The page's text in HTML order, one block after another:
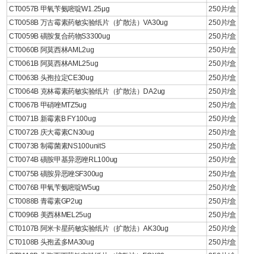
CT0057B 甲氧苄氨嘧啶W1.25μg 250片/盒
CT0058B 万古霉素药敏实验纸片（扩散法）VA30ug 250片/盒
CT0059B 磺胺复合药物S3300ug 250片/盒
CT0060B 阿莫西林AML2ug 250片/盒
CT0061B 阿莫西林AML25ug
250片/盒
CT0063B 头孢拉定CE30ug
250片/盒
CT0064B 克林霉素药敏实验纸片（扩散法）DA2ug
250片/盒
CT0067B 甲硝唑MTZ5ug
250片/盒
CT0071B 新霉素B FY100ug 250片/盒
CT0072B 庆大霉素CN30ug 250片/盒
CT0073B 制霉菌素NS100unitS 250片/盒
CT0074B 磺胺甲基异恶唑RL100ug 250片/盒
CT0075B 磺胺异恶唑SF300ug 250片/盒
CT0076B 甲氧苄氨嘧啶W5ug
250片/盒
CT0088B 青霉素GP2ug
250片/盒
CT0096B 美西林MEL25ug
250片/盒
CT0107B 阿米卡星药敏实验纸片（扩散法）AK30ug
250片/盒
CT0108B 头孢孟多MA30ug
250片/盒